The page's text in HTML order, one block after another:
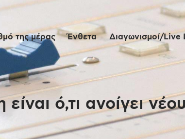
της μέρας Ένθετα Διαγωνισμοί/Live
ό,τι ανοίγει
της